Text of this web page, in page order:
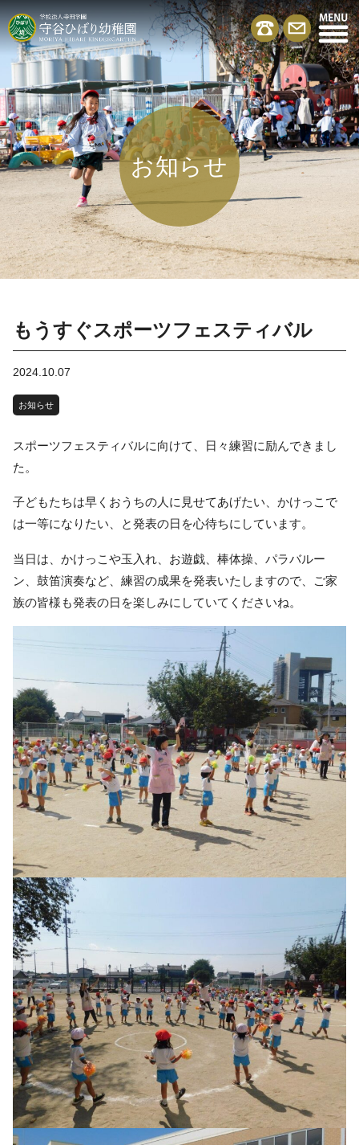
お知らせ
もうすぐスポーツフェスティバル
2024.10.07
お知らせ
スポーツフェスティバルに向けて、日々練習に励んできまし
た。
子どもたちは早くおうちの人に見せてあげたい、かけっこで
は一等になりたい、と発表の日を心待ちにしています。
当日は、かけっこや玉入れ、お遊戯、棒体操、パラバルー
ン、鼓笛演奏など、練習の成果を発表いたしますので、ご家
族の皆様も発表の日を楽しみにしていてくださいね。